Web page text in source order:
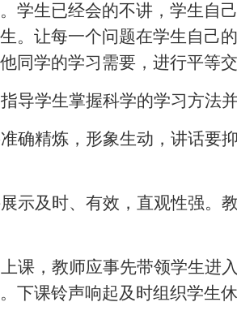
学生已经会的不讲，学生自
。让每一个问题在学生自己
同学的学习需要，进行平等交
导学生掌握科学的学习方法并
确精炼，形象生动，讲话要
示及时、有效，直观性强。
课，教师应事先带领学生进
下课铃声响起及时组织学生休